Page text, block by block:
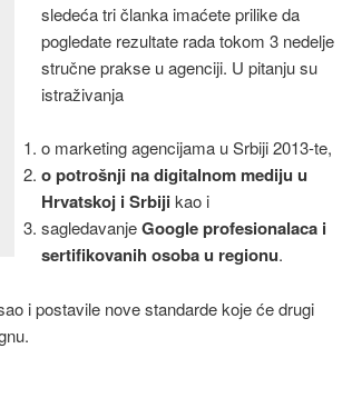
sledeća tri članka imaćete prilike da
pogledate rezultate rada tokom 3 nedelje
stručne prakse u agenciji. U pitanju su
istraživanja
o marketing agencijama u Srbiji 2013-te,
o potrošnji na digitalnom mediju u
Hrvatskoj i Srbijikao i
sagledavanjeGoogle profesionalaca i
sertifikovanih osoba u regionu.
i postavile nove standarde koje će drugi